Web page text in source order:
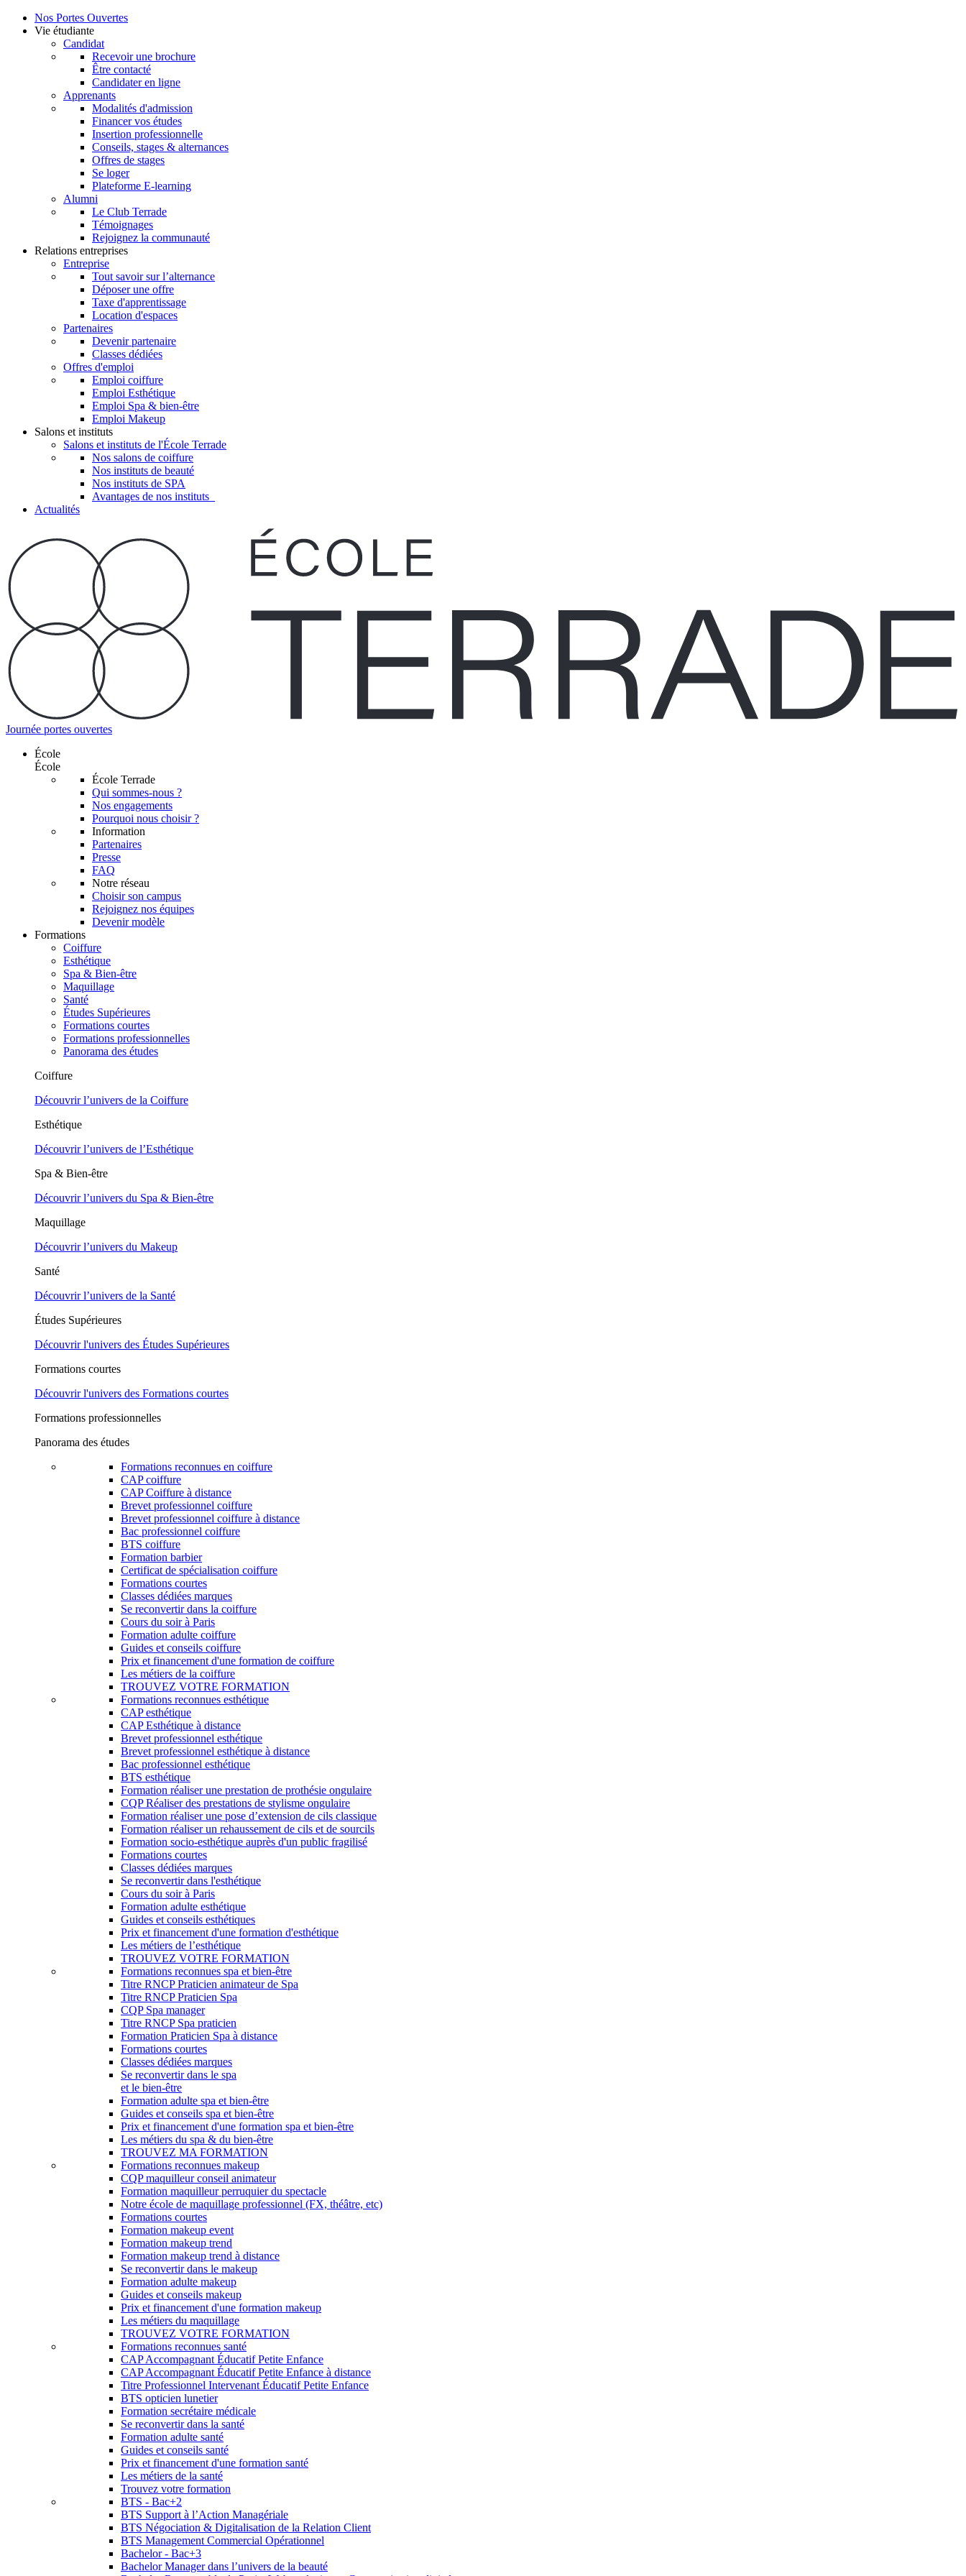
Nos Portes Ouvertes
Vie étudiante
Candidat
Recevoir une brochure
Être contacté
Candidater en ligne
Apprenants
Modalités d'admission
Financer vos études
Insertion professionnelle
Conseils, stages & alternances
Offres de stages
Se loger
Plateforme E-learning
Alumni
Le Club Terrade
Témoignages
Rejoignez la communauté
Relations entreprises
Entreprise
Tout savoir sur l’alternance
Déposer une offre
Taxe d'apprentissage
Location d'espaces
Partenaires
Devenir partenaire
Classes dédiées
Offres d'emploi
Emploi coiffure
Emploi Esthétique
Emploi Spa & bien-être
Emploi Makeup
Salons et instituts
Salons et instituts de l'École Terrade
Nos salons de coiffure
Nos instituts de beauté
Nos instituts de SPA
Avantages de nos instituts
Actualités
Journée portes ouvertes
École
École
École Terrade
Qui sommes-nous ?
Nos engagements
Pourquoi nous choisir ?
Information
Partenaires
Presse
FAQ
Notre réseau
Choisir son campus
Rejoignez nos équipes
Devenir modèle
Formations
Coiffure
Esthétique
Spa & Bien-être
Maquillage
Santé
Études Supérieures
Formations courtes
Formations professionnelles
Panorama des études
Coiffure
Découvrir l’univers de la Coiffure
Esthétique
Découvrir l’univers de l’Esthétique
Spa & Bien-être
Découvrir l’univers du Spa & Bien-être
Maquillage
Découvrir l’univers du Makeup
Santé
Découvrir l’univers de la Santé
Études Supérieures
Découvrir l'univers des Études Supérieures
Formations courtes
Découvrir l'univers des Formations courtes
Formations professionnelles
Panorama des études
Formations reconnues en coiffure
CAP coiffure
CAP Coiffure à distance
Brevet professionnel coiffure
Brevet professionnel coiffure à distance
Bac professionnel coiffure
BTS coiffure
Formation barbier
Certificat de spécialisation coiffure
Formations courtes
Classes dédiées marques
Se reconvertir dans la coiffure
Cours du soir à Paris
Formation adulte coiffure
Guides et conseils coiffure
Prix et financement d'une formation de coiffure
Les métiers de la coiffure
TROUVEZ VOTRE FORMATION
Formations reconnues esthétique
CAP esthétique
CAP Esthétique à distance
Brevet professionnel esthétique
Brevet professionnel esthétique à distance
Bac professionnel esthétique
BTS esthétique
Formation réaliser une prestation de prothésie ongulaire
CQP Réaliser des prestations de stylisme ongulaire
Formation réaliser une pose d’extension de cils classique
Formation réaliser un rehaussement de cils et de sourcils
Formation socio-esthétique auprès d'un public fragilisé
Formations courtes
Classes dédiées marques
Se reconvertir dans l'esthétique
Cours du soir à Paris
Formation adulte esthétique
Guides et conseils esthétiques
Prix et financement d'une formation d'esthétique
Les métiers de l’esthétique
TROUVEZ VOTRE FORMATION
Formations reconnues spa et bien-être
Titre RNCP Praticien animateur de Spa
Titre RNCP Praticien Spa
CQP Spa manager
Titre RNCP Spa praticien
Formation Praticien Spa à distance
Formations courtes
Classes dédiées marques
Se reconvertir dans le spa
et le bien-être
Formation adulte spa et bien-être
Guides et conseils spa et bien-être
Prix et financement d'une formation spa et bien-être
Les métiers du spa & du bien-être
TROUVEZ MA FORMATION
Formations reconnues makeup
CQP maquilleur conseil animateur
Formation maquilleur perruquier du spectacle
Notre école de maquillage professionnel (FX, théâtre, etc)
Formations courtes
Formation makeup event
Formation makeup trend
Formation makeup trend à distance
Se reconvertir dans le makeup
Formation adulte makeup
Guides et conseils makeup
Prix et financement d'une formation makeup
Les métiers du maquillage
TROUVEZ VOTRE FORMATION
Formations reconnues santé
CAP Accompagnant Éducatif Petite Enfance
CAP Accompagnant Éducatif Petite Enfance à distance
Titre Professionnel Intervenant Éducatif Petite Enfance
BTS opticien lunetier
Formation secrétaire médicale
Se reconvertir dans la santé
Formation adulte santé
Guides et conseils santé
Prix et financement d'une formation santé
Les métiers de la santé
Trouvez votre formation
BTS - Bac+2
BTS Support à l’Action Managériale
BTS Négociation & Digitalisation de la Relation Client
BTS Management Commercial Opérationnel
Bachelor - Bac+3
Bachelor Manager dans l’univers de la beauté